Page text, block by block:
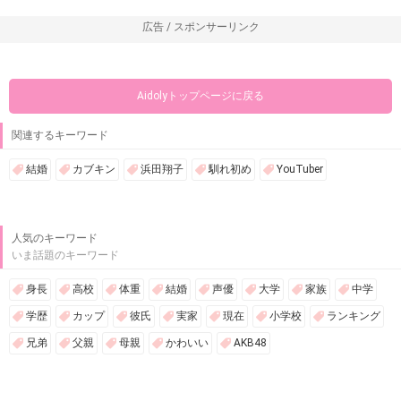
広告 / スポンサーリンク
Aidolyトップページに戻る
関連するキーワード
結婚 カブキン 浜田翔子 馴れ初め YouTuber
人気のキーワード
いま話題のキーワード
身長 高校 体重 結婚 声優 大学 家族 中学
学歴 カップ 彼氏 実家 現在 小学校 ランキング
兄弟 父親 母親 かわいい AKB48